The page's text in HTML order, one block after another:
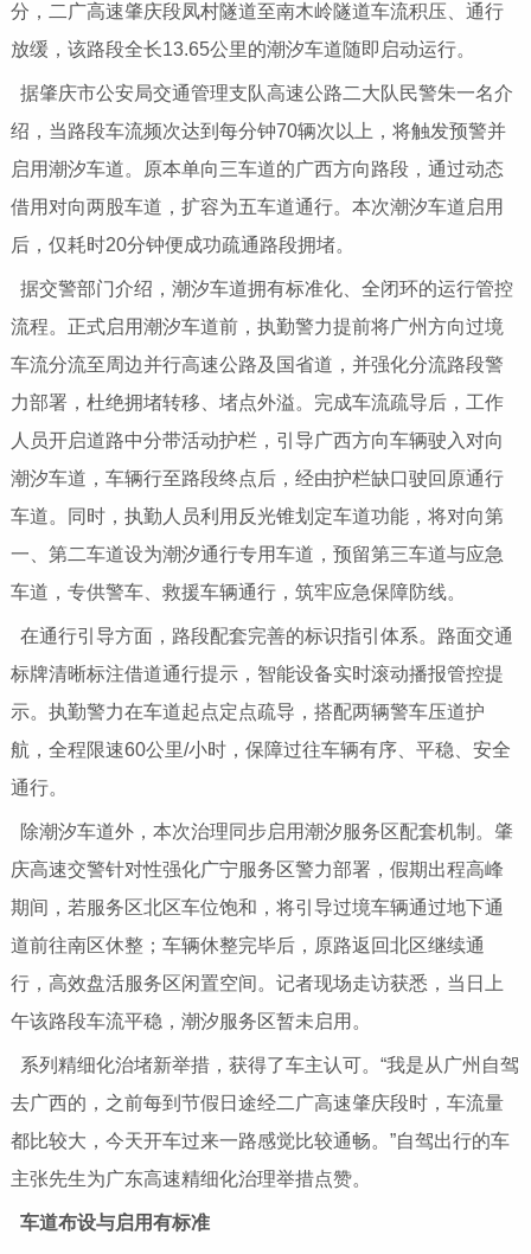
分，二广高速肇庆段凤村隧道至南木岭隧道车流积压、通行
放缓，该路段全长13.65公里的潮汐车道随即启动运行。
据肇庆市公安局交通管理支队高速公路二大队民警朱一名介
绍，当路段车流频次达到每分钟70辆次以上，将触发预警并
启用潮汐车道。原本单向三车道的广西方向路段，通过动态
借用对向两股车道，扩容为五车道通行。本次潮汐车道启用
后，仅耗时20分钟便成功疏通路段拥堵。
据交警部门介绍，潮汐车道拥有标准化、全闭环的运行管控
流程。正式启用潮汐车道前，执勤警力提前将广州方向过境
车流分流至周边并行高速公路及国省道，并强化分流路段警
力部署，杜绝拥堵转移、堵点外溢。完成车流疏导后，工作
人员开启道路中分带活动护栏，引导广西方向车辆驶入对向
潮汐车道，车辆行至路段终点后，经由护栏缺口驶回原通行
车道。同时，执勤人员利用反光锥划定车道功能，将对向第
一、第二车道设为潮汐通行专用车道，预留第三车道与应急
车道，专供警车、救援车辆通行，筑牢应急保障防线。
在通行引导方面，路段配套完善的标识指引体系。路面交通
标牌清晰标注借道通行提示，智能设备实时滚动播报管控提
示。执勤警力在车道起点定点疏导，搭配两辆警车压道护
航，全程限速60公里/小时，保障过往车辆有序、平稳、安全
通行。
除潮汐车道外，本次治理同步启用潮汐服务区配套机制。肇
庆高速交警针对性强化广宁服务区警力部署，假期出程高峰
期间，若服务区北区车位饱和，将引导过境车辆通过地下通
道前往南区休整；车辆休整完毕后，原路返回北区继续通
行，高效盘活服务区闲置空间。记者现场走访获悉，当日上
午该路段车流平稳，潮汐服务区暂未启用。
系列精细化治堵新举措，获得了车主认可。“我是从广州自驾
去广西的，之前每到节假日途经二广高速肇庆段时，车流量
都比较大，今天开车过来一路感觉比较通畅。”自驾出行的车
主张先生为广东高速精细化治理举措点赞。
车道布设与启用有标准